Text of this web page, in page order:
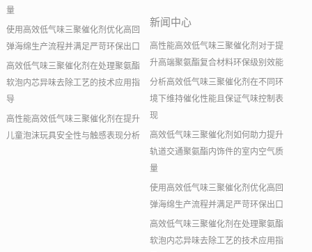
量
使用高效低气味三聚催化剂优化高回
弹海绵生产流程并满足严苛环保出口
高效低气味三聚催化剂在处理聚氨酯
软泡内芯异味去除工艺的技术应用指
导
高性能高效低气味三聚催化剂在提升
儿童泡沫玩具安全性与触感表现分析
新闻中心
高性能高效低气味三聚催化剂对于提
升高端聚氨酯复合材料环保级别效能
分析高效低气味三聚催化剂在不同环
境下维持催化性能且保证气味控制表
现
高效低气味三聚催化剂如何助力提升
轨道交通聚氨酯内饰件的室内空气质
量
使用高效低气味三聚催化剂优化高回
弹海绵生产流程并满足严苛环保出口
高效低气味三聚催化剂在处理聚氨酯
软泡内芯异味去除工艺的技术应用指